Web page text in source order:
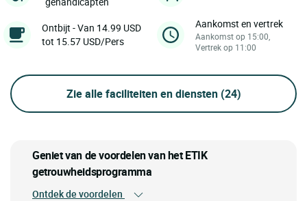
Ontbijt - Van 14.99 USD
tot 15.57 USD/Pers
Aankomst en vertrek
Aankomst op 15:00,
Vertrek op 11:00
Zie alle faciliteiten en diensten (24)
Geniet van de voordelen van het ETIK
getrouwheidsprogramma
Ontdek de voordelen